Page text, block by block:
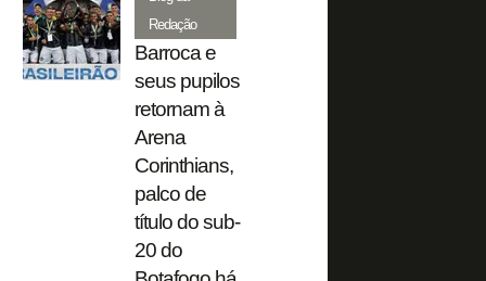
Redação
Barroca e
seus pupilos
retornam à
Arena
Corinthians,
palco de
título do sub-
20 do